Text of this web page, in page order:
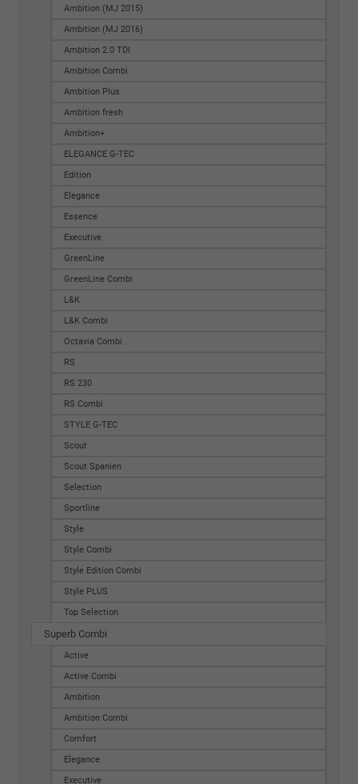
Ambition (MJ 2015)
Ambition (MJ 2016)
Ambition 2.0 TDI
Ambition Combi
Ambition Plus
Ambition fresh
Ambition+
ELEGANCE G-TEC
Edition
Elegance
Essence
Executive
GreenLine
GreenLine Combi
L&K
L&K Combi
Octavia Combi
RS
RS 230
RS Combi
STYLE G-TEC
Scout
Scout Spanien
Selection
Sportline
Style
Style Combi
Style Edition Combi
Style PLUS
Top Selection
Superb Combi
Active
Active Combi
Ambition
Ambition Combi
Comfort
Elegance
Executive